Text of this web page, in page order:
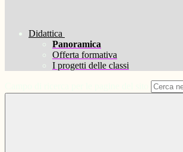
Didattica
Panoramica
Offerta formativa
I progetti delle classi